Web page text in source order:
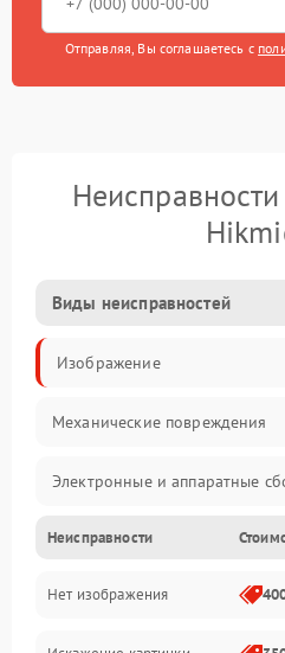
Отправляя, Вы соглашаетесь с
Виды неисправностей
Изображение
Механические повреждения
Электронные и аппаратные
Неисправности сенсора и
Программные ошибки
Неисправности
Нет изображения